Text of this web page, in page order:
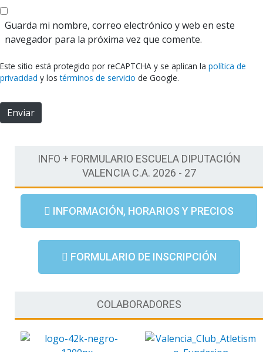
o
c
r
t
e
b
Guarda mi nombre, correo electrónico y web en este
navegador para la próxima vez que comente.
Este sitio está protegido por reCAPTCHA y se aplican la política de
privacidad y lostérminos de servicio de Google.
Enviar
INFO + FORMULARIO ESCUELA DIPUTACIÓN
VALENCIA C.A. 2026 - 27
INFORMACIÓN, HORARIOS Y PRECIOS
FORMULARIO DE INSCRIPCIÓN
COLABORADORES